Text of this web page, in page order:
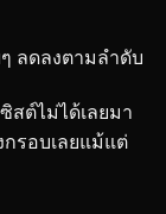
ลดลงตามลำดับ
สต์ไม่ได้เลยมา
รอบเลยแม้แต่